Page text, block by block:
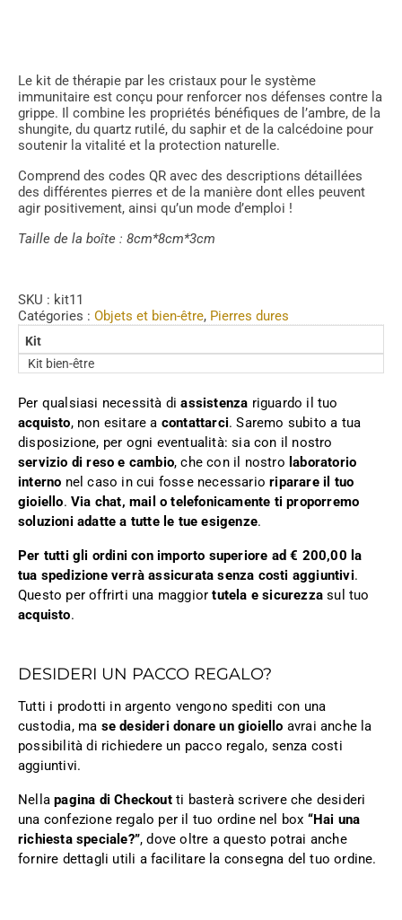
Le kit de thérapie par les cristaux pour le système
immunitaire est conçu pour renforcer nos défenses contre la
grippe. Il combine les propriétés bénéfiques de l’ambre, de la
shungite, du quartz rutilé, du saphir et de la calcédoine pour
soutenir la vitalité et la protection naturelle.
Comprend des codes QR avec des descriptions détaillées
des différentes pierres et de la manière dont elles peuvent
agir positivement, ainsi qu’un mode d’emploi !
Taille de la boîte : 8cm*8cm*3cm
SKU : kit11
Catégories : Objets et bien-être, Pierres dures
Kit
Kit bien-être
Per qualsiasi necessità diassistenza riguardo il tuo
acquisto, non esitare a contattarci. Saremo subito a tua
disposizione, per ogni eventualità: sia con il nostro
servizio di reso e cambio, che con il nostro laboratorio
interno nel caso in cui fosse necessarioriparare il tuo
gioiello.Via chat, mail o telefonicamente ti proporremo
soluzioni adatte a tutte le tue esigenze.
Per tutti gli ordini con importo superiore ad € 200,00 la
tua spedizione verrà assicurata senza costi aggiuntivi.
Questo per offrirti una maggiortutela e sicurezza sul tuo
acquisto.
DESIDERI UN PACCO REGALO?
Tutti i prodotti in argento vengono spediti con una
custodia, ma se desideri donare un gioiello avrai anche la
possibilità di richiedere un pacco regalo, senza costi
aggiuntivi.
Nellapagina di Checkoutti basterà scrivere che desideri
una confezione regalo per il tuo ordine nel box “Hai una
richiesta speciale?”, dove oltre a questo potrai anche
fornire dettagli utili a facilitare la consegna del tuo ordine.